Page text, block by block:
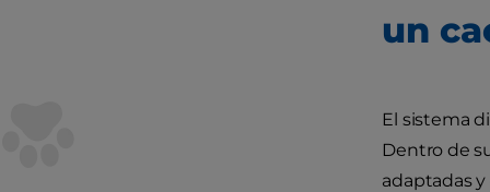
un
El sistema
Dentro de
adaptadas